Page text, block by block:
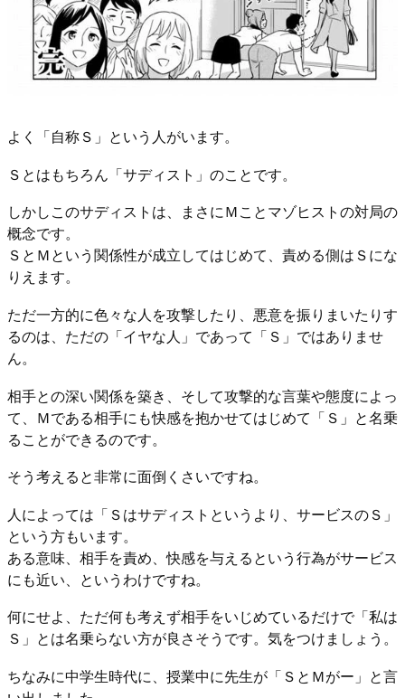
よく「自称Ｓ」という人がいます。
Ｓとはもちろん「サディスト」のことです。
しかしこのサディストは、まさにＭことマゾヒストの対局の
概念です。
ＳとＭという関係性が成立してはじめて、責める側はＳにな
りえます。
ただ一方的に色々な人を攻撃したり、悪意を振りまいたりす
るのは、ただの「イヤな人」であって「Ｓ」ではありませ
ん。
相手との深い関係を築き、そして攻撃的な言葉や態度によっ
て、Ｍである相手にも快感を抱かせてはじめて「Ｓ」と名乗
ることができるのです。
そう考えると非常に面倒くさいですね。
人によっては「Ｓはサディストというより、サービスのＳ」
という方もいます。
ある意味、相手を責め、快感を与えるという行為がサービス
にも近い、というわけですね。
何にせよ、ただ何も考えず相手をいじめているだけで「私は
Ｓ」とは名乗らない方が良さそうです。気をつけましょう。
ちなみに中学生時代に、授業中に先生が「ＳとＭがー」と言